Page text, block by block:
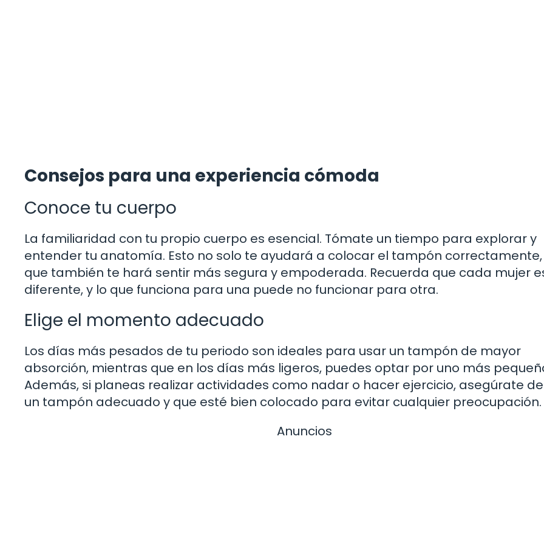
Consejos para una experiencia cómoda
Conoce tu cuerpo
La familiaridad con tu propio cuerpo es esencial. Tómate un tiempo para explorar y
entender tu anatomía. Esto no solo te ayudará a colocar el tampón correctamente,
que también te hará sentir más segura y empoderada. Recuerda que cada mujer
diferente, y lo que funciona para una puede no funcionar para otra.
Elige el momento adecuado
Los días más pesados de tu periodo son ideales para usar un tampón de mayor
absorción, mientras que en los días más ligeros, puedes optar por uno más
Además, si planeas realizar actividades como nadar o hacer ejercicio, asegúrate
un tampón adecuado y que esté bien colocado para evitar cualquier preocupación.
Anuncios